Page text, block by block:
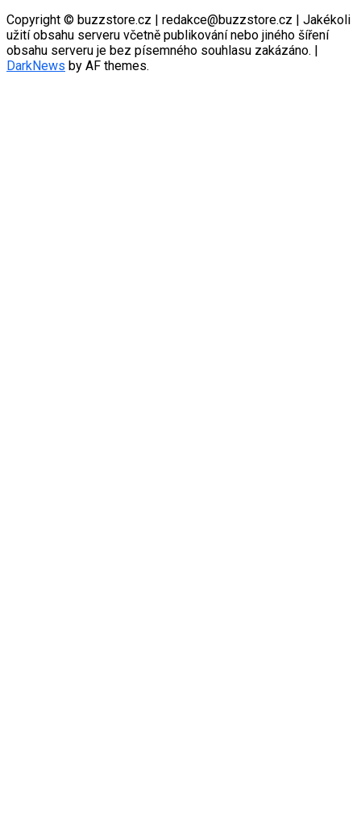
Copyright © buzzstore.cz | redakce@buzzstore.cz | Jakékoli
užití obsahu serveru včetně publikování nebo jiného šíření
obsahu serveru je bez písemného souhlasu zakázáno. |
DarkNews by AF themes.